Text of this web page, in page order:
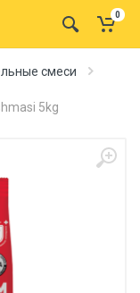
0
смеси
5kg